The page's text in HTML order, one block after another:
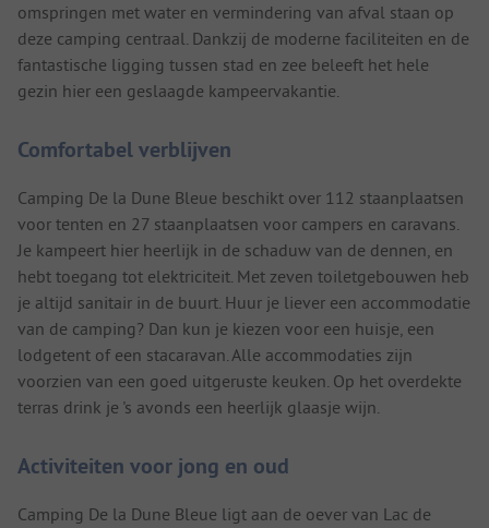
omspringen met water en vermindering van afval staan op
deze camping centraal. Dankzij de moderne faciliteiten en de
fantastische ligging tussen stad en zee beleeft het hele
gezin hier een geslaagde kampeervakantie.
Comfortabel verblijven
Camping De la Dune Bleue beschikt over 112 staanplaatsen
voor tenten en 27 staanplaatsen voor campers en caravans.
Je kampeert hier heerlijk in de schaduw van de dennen, en
hebt toegang tot elektriciteit. Met zeven toiletgebouwen heb
je altijd sanitair in de buurt. Huur je liever een accommodatie
van de camping? Dan kun je kiezen voor een huisje, een
lodgetent of een stacaravan. Alle accommodaties zijn
voorzien van een goed uitgeruste keuken. Op het overdekte
terras drink je 's avonds een heerlijk glaasje wijn.
Activiteiten voor jong en oud
Camping De la Dune Bleue ligt aan de oever van Lac de